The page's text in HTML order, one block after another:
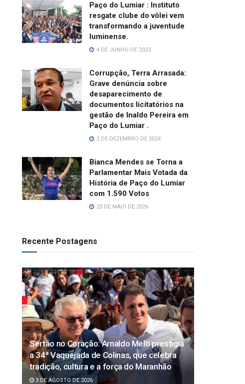
Paço do Lumiar : Instituto
resgate clube do vôlei vem
transformando a juventude
luminense.
4 DE JUNHO DE 2023
Corrupção, Terra Arrasada:
Grave denúncia sobre
desaparecimento de
documentos licitatórios na
gestão de Inaldo Pereira em
Paço do Lumiar .
2 DE DEZEMBRO DE 2024
Bianca Mendes se Torna a
Parlamentar Mais Votada da
História de Paço do Lumiar
com 1.590 Votos
23 DE MAIO DE 2026
Recente Postagens
Sertão no Coração: Arnaldo Melo prestigia
a 34ª Vaquejada de Colinas, que celebra
tradição, cultura e a força do Maranhão
3 DE AGOSTO DE 2026